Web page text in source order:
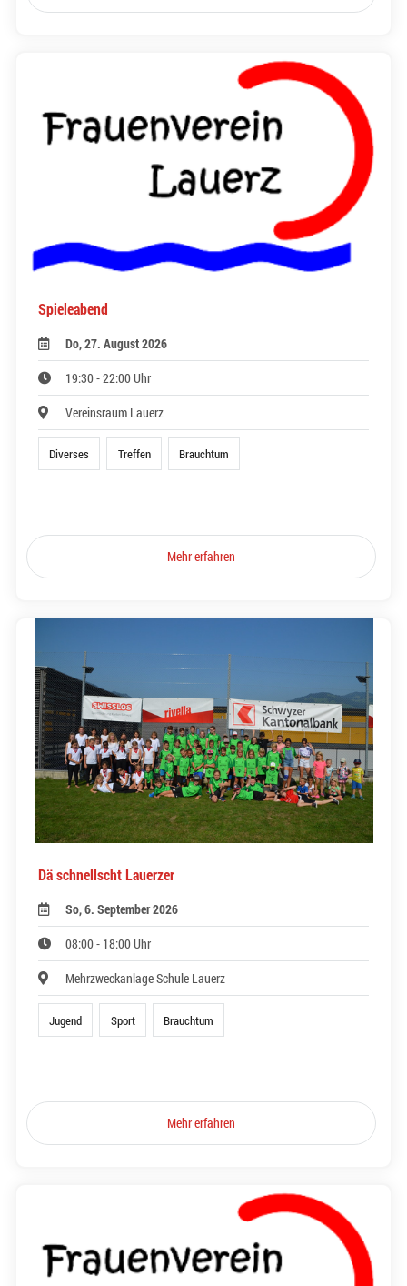
Spieleabend
Do, 27. August 2026
19:30 - 22:00 Uhr
Vereinsraum Lauerz
Diverses Treffen Brauchtum
Mehr erfahren
Dä schnellscht Lauerzer
So, 6. September 2026
08:00 - 18:00 Uhr
Mehrzweckanlage Schule Lauerz
Jugend Sport Brauchtum
Mehr erfahren